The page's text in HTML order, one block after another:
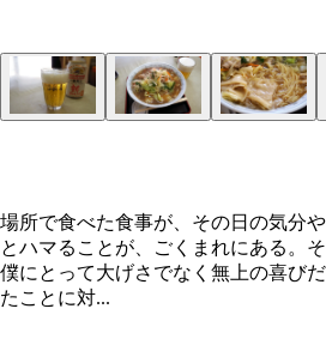
所で食べた食事が、その日の気分や
ハマることが、ごくまれにある。そ
にとって大げさでなく無上の喜びだ
ことに対...